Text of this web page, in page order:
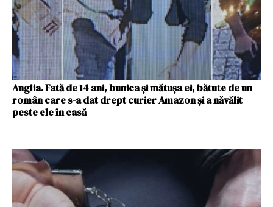
Anglia. Fată de 14 ani, bunica și mătușa ei, bătute de un
român care s-a dat drept curier Amazon și a năvălit
peste ele în casă